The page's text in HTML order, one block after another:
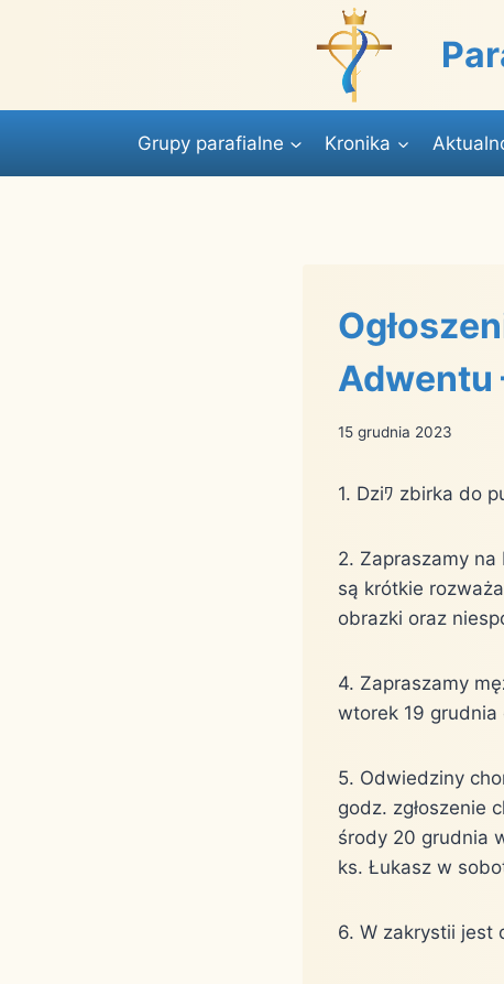
Grupy parafialne Kronika
Adwentu
15 grudnia 2023
1. Dziﾜ zbi￳rka do
2. Zapraszamy
są kró￳tkie
obrazki oraz
4. Zapraszamy
wtorek 19
5. Odwiedziny
godz. zgłoszenie
środy 20 grudnia
ks. Łukasz w
6. W zakrystii jest